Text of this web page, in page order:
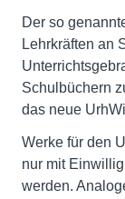
Der so
Lehrkräften an
Schulbüchern
das neue
Werke für den
nur mit
werden.